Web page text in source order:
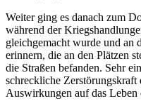
Weiter ging es danach zum
während der
gleichgemacht wurde und an
erinnern, die an den Plätzen
die Straßen befanden. Sehr
schreckliche Zerstörungskraft
Auswirkungen auf das